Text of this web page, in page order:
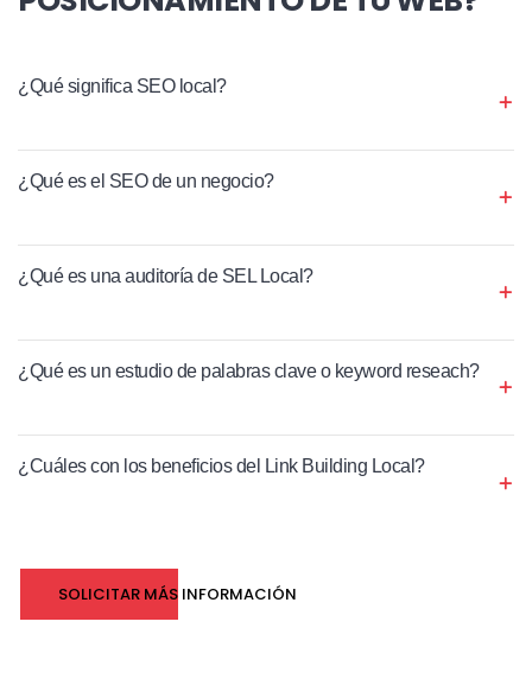
¿Qué significa SEO local?
¿Qué es el SEO de un negocio?
¿Qué es una auditoría de SEL Local?
¿Qué es un estudio de palabras clave o keyword reseach?
¿Cuáles con los beneficios del Link Building Local?
SOLICITAR MÁS INFORMACIÓN